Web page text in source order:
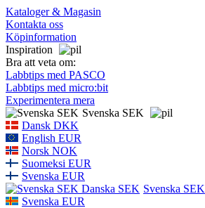
Kataloger & Magasin
Kontakta oss
Köpinformation
Inspiration
Bra att veta om:
Labbtips med PASCO
Labbtips med micro:bit
Experimentera mera
Svenska SEK
Dansk DKK
English EUR
Norsk NOK
Suomeksi EUR
Svenska EUR
Svenska SEK
Svenska EUR